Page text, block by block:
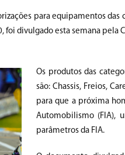
para equipamentos das
foi divulgado esta semana
Os produtos das
são: Chassis, Freios,
para que a próxima
Automobilismo (FIA),
parâmetros da FIA.